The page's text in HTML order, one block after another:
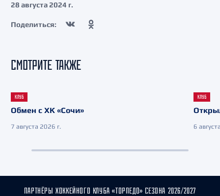
28 августа 2024 г.
Поделиться:
СМОТРИТЕ ТАКЖЕ
КЛУБ
Обмен с ХК «Сочи»
7 августа 2026 г.
КЛУБ
6
ПАРТНЁРЫ ХОККЕЙНОГО КЛУБА «ТОРПЕДО» СЕЗОНА 2026/2027